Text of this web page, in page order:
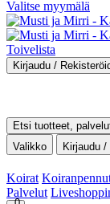
Valitse myymälä
Toivelista
Kirjaudu /
Etsi tuotteet,
Valikko
Kirjaudu
Koirat
Palvelut